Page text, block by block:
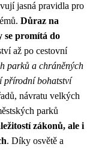
jasná pravidla pro
Důraz na
se promítá do
až po cestovní
parků a chráněných
přírodní bohatství
návratu velkých
parků
zákonů, ale i
. Díky osvětě a